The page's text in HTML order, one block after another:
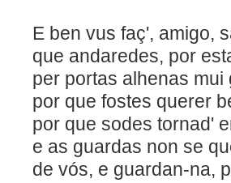
E ben vus faç', amigo,
que andaredes, por
per portas alhenas mui
por que fostes
por que sodes tornad'
e as guardas non se
de vós, e guardan-na,